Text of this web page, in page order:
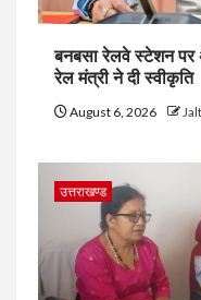
बनबसा रेलवे स्टेशन
रेल मंत्री ने दी स्वीकृति
August 6, 2026
उत्तराखण्ड